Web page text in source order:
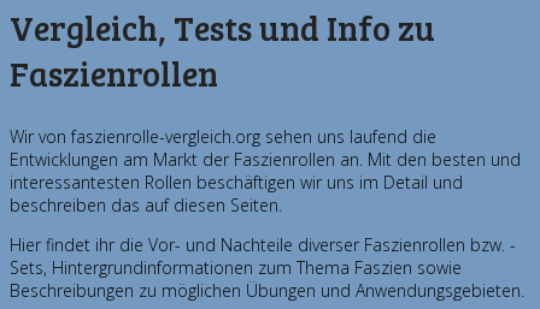
Vergleich, Tests und Info zu
Faszienrollen
Wir von faszienrolle-vergleich.org sehen uns laufend die
Entwicklungen am Markt der Faszienrollen an. Mit den besten und
interessantesten Rollen beschäftigen wir uns im Detail und
beschreiben das auf diesen Seiten.
Hier findet ihr die Vor- und Nachteile diverser Faszienrollen bzw. -
Sets, Hintergrundinformationen zum Thema Faszien sowie
Beschreibungen zu möglichen Übungen und Anwendungsgebieten.